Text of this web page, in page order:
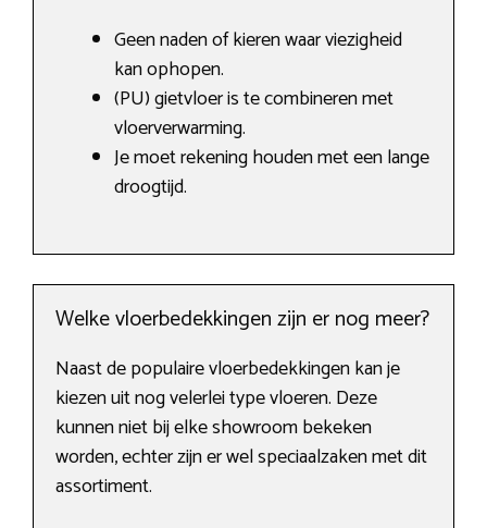
Geen naden of kieren waar viezigheid
kan ophopen.
(PU) gietvloer is te combineren met
vloerverwarming.
Je moet rekening houden met een lange
droogtijd.
Welke vloerbedekkingen zijn er nog meer?
Naast de populaire vloerbedekkingen kan je
kiezen uit nog velerlei type vloeren. Deze
kunnen niet bij elke showroom bekeken
worden, echter zijn er wel speciaalzaken met dit
assortiment.